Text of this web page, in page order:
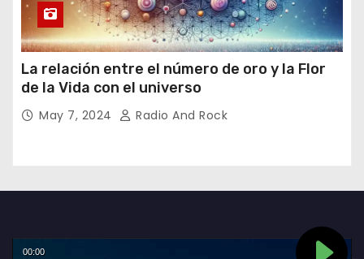
La relación entre el número de oro y la Flor
de la Vida con el universo
May 7, 2024 Radio And Rock